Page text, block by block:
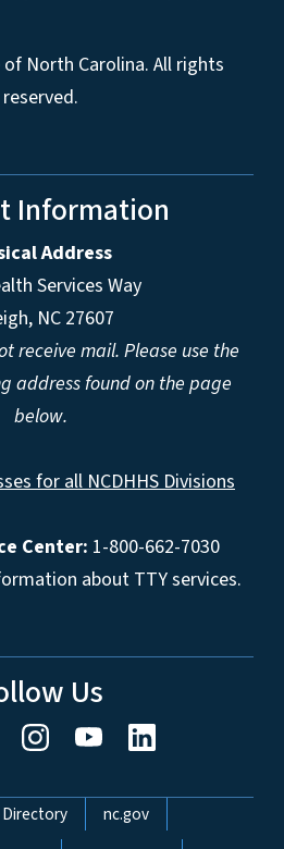
North Carolina. All rights
reserved.
Information
Address
Services Way
NC 27607
receive mail. Please use the
address found on the page
below.
for all NCDHHS Divisions
Center: 1-800-662-7030
about TTY services.
Us
Directory
nc.gov